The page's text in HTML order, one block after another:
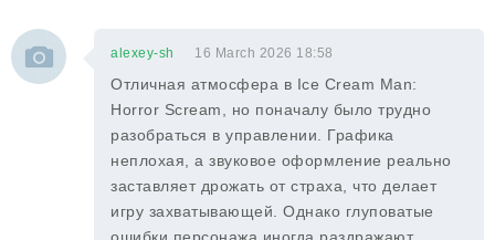
alexey-sh 16 March 2026 18:58
Отличная атмосфера в Ice Cream Man:
Horror Scream, но поначалу было трудно
разобраться в управлении. Графика
неплохая, а звуковое оформление реально
заставляет дрожать от страха, что делает
игру захватывающей. Однако глуповатые